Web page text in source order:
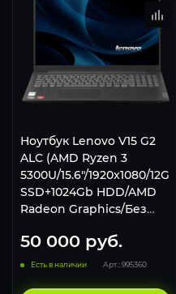
Ноутбук Lenovo V15 G2
ALC (AMD Ryzen 3
5300U/15.6"/1920x1080/
SSD+1024Gb HDD/AMD
Radeon Graphics/Без
черный
50 000 руб.
Есть в наличии Арт.: 995360